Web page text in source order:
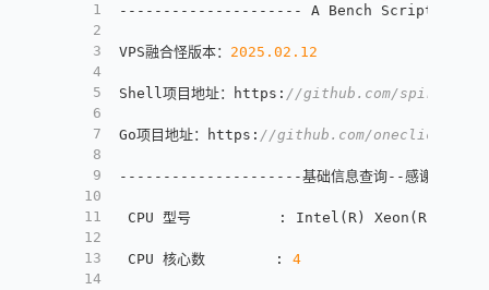
1
2
3
4
5
6
7
8
9
10
11
12
13
14
--------------------- A Bench Script
VPS融合怪版本： 2025.02 .12
Shell项目地址：https : //github.com/
Go项目地址：https : //github.com/oneclickvirt/
---------------------基础信息查询--感谢所有
CPU 型号 : Intel(R) Xeon(R) CPU
CPU 核心数 : 4